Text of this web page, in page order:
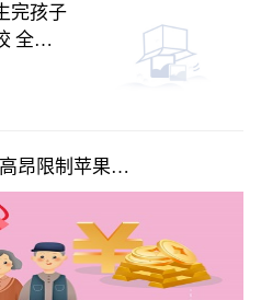
完孩子
全球
昂限制苹果
年销量 但5年内将积累用户